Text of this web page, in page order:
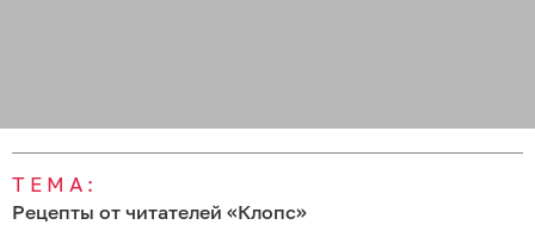
ТЕМА:
Рецепты от читателей «Клопс»